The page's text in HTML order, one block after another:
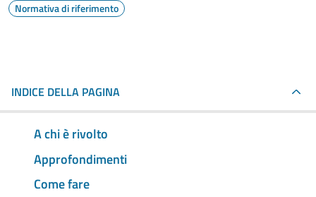
Normativa di riferimento
INDICE DELLA PAGINA
A chi è rivolto
Approfondimenti
Come fare